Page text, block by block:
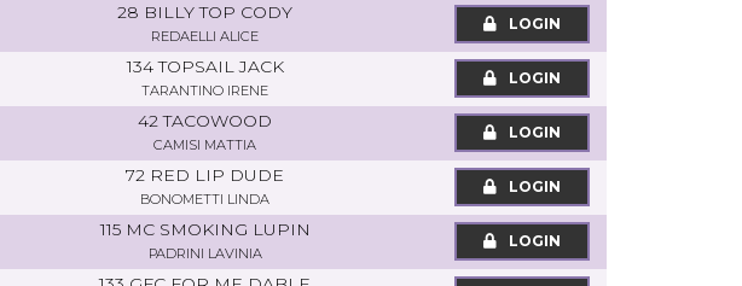
28 BILLY TOP CODY
REDAELLI ALICE
LOGIN
134 TOPSAIL JACK
TARANTINO IRENE
LOGIN
42 TACOWOOD
CAMISI MATTIA
LOGIN
72 RED LIP DUDE
BONOMETTI LINDA
LOGIN
115 MC SMOKING LUPIN
PADRINI LAVINIA
LOGIN